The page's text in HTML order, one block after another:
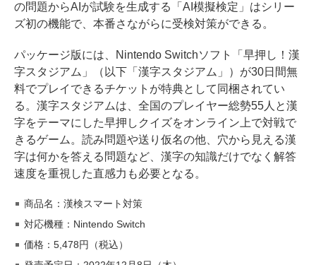
の問題からAIが試験を生成する「AI模擬検定」はシリー
ズ初の機能で、本番さながらに受検対策ができる。
パッケージ版には、Nintendo Switchソフト「早押し！漢
字スタジアム」（以下「漢字スタジアム」）が30日間無
料でプレイできるチケットが特典として同梱されてい
る。漢字スタジアムは、全国のプレイヤー総勢55人と漢
字をテーマにした早押しクイズをオンライン上で対戦で
きるゲーム。読み問題や送り仮名の他、穴から見える漢
字は何かを答える問題など、漢字の知識だけでなく解答
速度を重視した直感力も必要となる。
商品名：漢検スマート対策
対応機種：Nintendo Switch
価格：5,478円（税込）